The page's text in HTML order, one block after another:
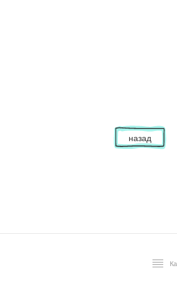
назад